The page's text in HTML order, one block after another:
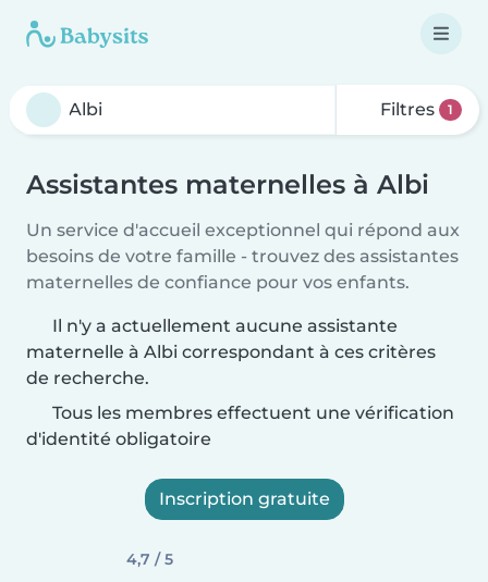
Filtres 1
Assistantes maternelles à Albi
Un service d'accueil exceptionnel qui répond aux
besoins de votre famille - trouvez des assistantes
maternelles de confiance pour vos enfants.
Il n'y a actuellement aucune assistante
maternelle à Albi correspondant à ces critères
de recherche.
Tous les membres effectuent une vérification
d'identité obligatoire
Inscription gratuite
4,7 / 5